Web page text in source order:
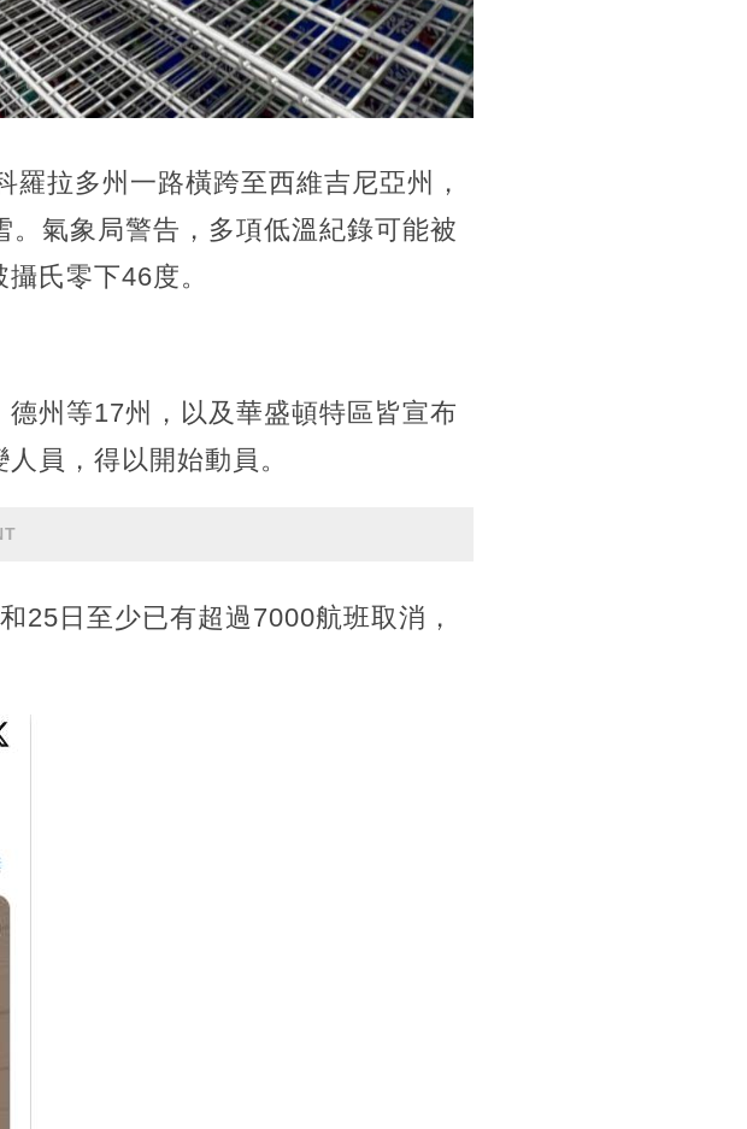
拉多州一路橫跨至西維吉尼亞州，
氣象局警告，多項低溫紀錄可能被
氏零下46度。
州等17州，以及華盛頓特區皆宣布
員，得以開始動員。
25日至少已有超過7000航班取消，